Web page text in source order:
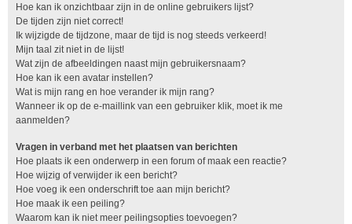
Hoe kan ik onzichtbaar zijn in de online gebruikers lijst?
De tijden zijn niet correct!
Ik wijzigde de tijdzone, maar de tijd is nog steeds verkeerd!
Mijn taal zit niet in de lijst!
Wat zijn de afbeeldingen naast mijn gebruikersnaam?
Hoe kan ik een avatar instellen?
Wat is mijn rang en hoe verander ik mijn rang?
Wanneer ik op de e-maillink van een gebruiker klik, moet ik me
aanmelden?
Vragen in verband met het plaatsen van berichten
Hoe plaats ik een onderwerp in een forum of maak een reactie?
Hoe wijzig of verwijder ik een bericht?
Hoe voeg ik een onderschrift toe aan mijn bericht?
Hoe maak ik een peiling?
Waarom kan ik niet meer peilingsopties toevoegen?